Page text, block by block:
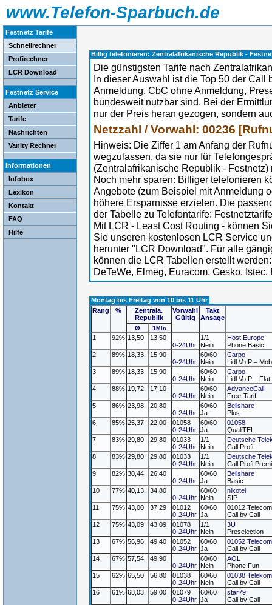
www.Telefon-Sparbuch.de
Festnetz Tarife
Schnellrechner
Profirechner
LCR Download
Festnetz Service
Anbieter
Tarife
Nachrichten
Vanity Rechner
Informationen
Infobox
Lexikon
Kontakt
FAQ
Hilfe
Billig telefonieren: Zentralafrikanische Republik -
Die günstigsten Tarife nach
In dieser Auswahl ist die Top 50 der Call
Anmeldung, CbC ohne Anmeldung,
bundesweit nutzbar sind. Bei der
nur der Preis heran gezogen, sondern
Netzzahl / Vorwahl: 00236
Hinweis: Die Ziffer 1 am Anfang der
wegzulassen, da sie nur für
(Zentralafrikanische Republik - Festnetz)
Noch mehr sparen: Billiger telefonieren
Angebote (zum Beispiel mit Anmeldung
höhere Ersparnisse erzielen. Die
der Tabelle zu Telefontarife:
Mit LCR - Least Cost Routing - können
Sie unseren kostenlosen LCR Service
herunter "LCR Download". Für alle
können die LCR Tabellen erstellt
DeTeWe, Elmeg, Euracom, Gesko, Istec,
Montag bis Freitag von 10 bis 11 Uhr
Rang
%
Zentrala.
Republik
Vorwahl
Gültig
Takt
Ansage
Ø
1Min.
1 92% 13,50
13,50
0-24Uhr
1/1
Nein
Host Europe
Phone Basic
2
89% 18,33
15,90
0-24Uhr
60/60
Nein
Carpo
Lidl VoIP –
3
89% 18,33
15,90
0-24Uhr
60/60
Nein
Carpo
Lidl VoIP –
4
88% 19,72
17,10
0-24Uhr
60/60
Nein
AdvanceCall
Free-Tarif
5
86% 23,98
20,80
0-24Uhr
60/60
Ja
Bellshare
Plus
6
85% 25,37 22,00
01058
0-24Uhr
60/60
Ja
01058
QualiTEL
7
83% 29,80 29,80
01033
0-24Uhr
1/1
Nein
Deutsche
Call Profi
8
83% 29,80 29,80
01033
0-24Uhr
1/1
Nein
Deutsche
Call Profi
9
82% 30,44
26,40
0-24Uhr
60/60
Ja
Bellshare
Basic
10
77% 40,13
34,80
0-24Uhr
60/60
Nein
nikotel
SIP
11
75% 43,00 37,29
01012
0-24Uhr
60/60
Ja
01012 Telecom
Call by Call
12
75% 43,09 43,09
01078
0-24Uhr
1/1
Nein
3U
Preselection
13
67% 56,96 49,40
01052
0-24Uhr
60/60
Ja
01052 Telecom
Call by Call
14
67% 57,54
49,90
0-24Uhr
60/60
Nein
AOL
Phone Fun
15
62% 65,50 56,80
01038
0-24Uhr
60/60
Nein
01038 Telekom
Call by Call
16
61% 68,03 59,00
01079
0-24Uhr
60/60
Ja
star79
Call by Call